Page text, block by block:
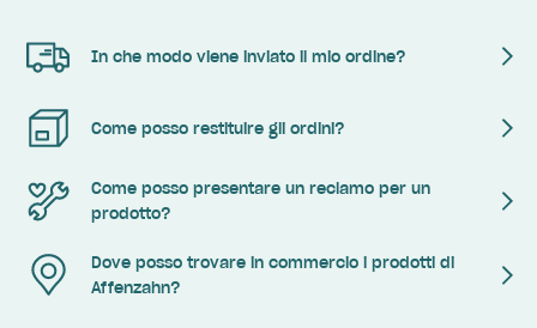
In che modo viene inviato il mio ordine?
Come posso restituire gli ordini?
Come posso presentare un reclamo per un
prodotto?
Dove posso trovare in commercio i prodotti di
Affenzahn?